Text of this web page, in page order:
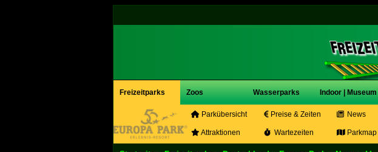
Freizeitparks Zoos Wasserparks Indoor | Museum
Parkübersicht Preise & Zeiten News
Attraktionen Wartezeiten Parkmap